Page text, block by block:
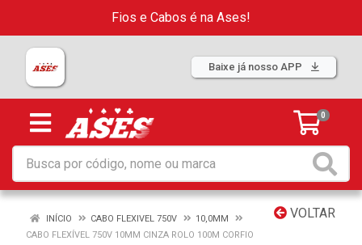
Fios e Cabos é na Ases!
Baixe já nosso APP
0
VOLTAR
INÍCIO CABO FLEXIVEL 750V
10,0MM
CABO FLEXÍVEL 750V 10MM CINZA ROLO 100M CORFIO